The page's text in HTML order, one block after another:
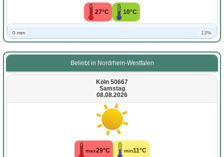
27°C 10°C
0 mm 13%
Beliebt in Nordrhein-Westfalen
Köln 50667
Samstag
08.08.2026
max29°C min11°C